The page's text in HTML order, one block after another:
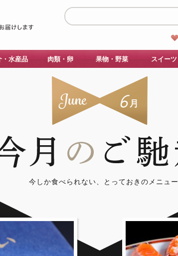
・水産品 肉類・卵 果物・野菜 スイーツ
今しか食べられない、とっておきのメニュー